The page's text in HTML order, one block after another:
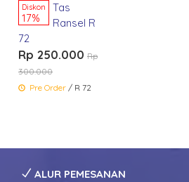
Diskon
17%
Tas
Ransel R
72
Rp 250.000 Rp
300.000
Pre Order / R 72
ALUR PEMESANAN